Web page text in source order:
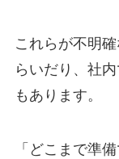
これらが不明
らいだり、社
もあります。
「どこまで準